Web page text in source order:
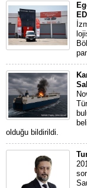
olduğu bildirildi.